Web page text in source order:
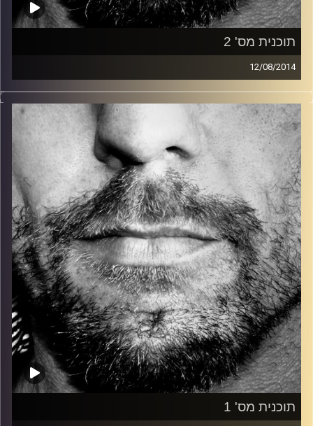
תוכנית מס' 2
12/08/2014
זיפים, מוזיקה מחוספסת של הופעות חיות. הרבה ג'אם, רוק,
בלוז, bluegrass, ג'אז, Fאנק, פרוגרסיב ואפילו אלקטרוניקה.
כל מה שחי, אמיתי ונושם.
עם שמוליק רגב.
קרדיט תמונות: David Goehring
תוכנית מס' 1